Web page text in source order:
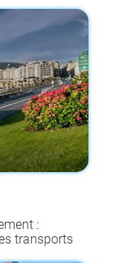
:
transports